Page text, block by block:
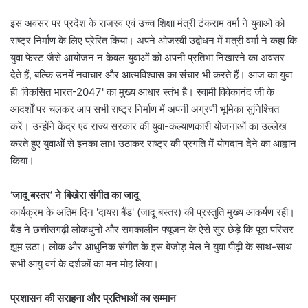
इस अवसर पर प्रदेश के राजस्व एवं उच्च शिक्षा मंत्री टंकराम वर्मा ने युवाओं को
राष्ट्र निर्माण के लिए प्रेरित किया। अपने ओजस्वी उद्बोधन में मंत्री वर्मा ने कहा कि
​युवा फेस्ट जैसे आयोजन न केवल युवाओं को अपनी प्रतिभा निखारने का अवसर
देते हैं, बल्कि उनमें नवाचार और आत्मविश्वास का संचार भी करते हैं। आज का युवा
ही 'विकसित भारत-2047' का मुख्य आधार स्तंभ है। स्वामी विवेकानंद जी के
आदर्शों पर चलकर आप सभी राष्ट्र निर्माण में अपनी अग्रणी भूमिका सुनिश्चित
करें। ​उन्होंने केंद्र एवं राज्य सरकार की युवा-कल्याणकारी योजनाओं का उल्लेख
करते हुए युवाओं से इनका लाभ उठाकर राष्ट्र की प्रगति में योगदान देने का आह्वान
किया।
​‘जादू बस्तर’ ने बिखेरा संगीत का जादू
कार्यक्रम के अंतिम दिन 'दायरा बैंड' (जादू बस्तर) की प्रस्तुति मुख्य आकर्षण रही।
बैंड ने छत्तीसगढ़ी लोकधुनों और समकालीन फ्यूजन के ऐसे सुर छेड़े कि पूरा परिसर
झूम उठा। लोक और आधुनिक संगीत के इस बेजोड़ मेल ने युवा पीढ़ी के साथ-साथ
सभी आयु वर्ग के दर्शकों का मन मोह लिया।
​प्रशासन की सराहना और प्रतिभाओं का सम्मान